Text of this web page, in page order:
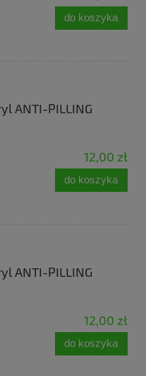
do koszyka
ANTI-PILLING
12,00 zł
do koszyka
ANTI-PILLING
12,00 zł
do koszyka